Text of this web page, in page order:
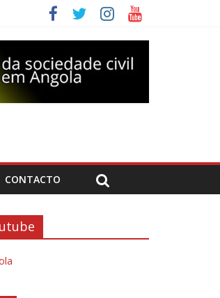
CONTACTO